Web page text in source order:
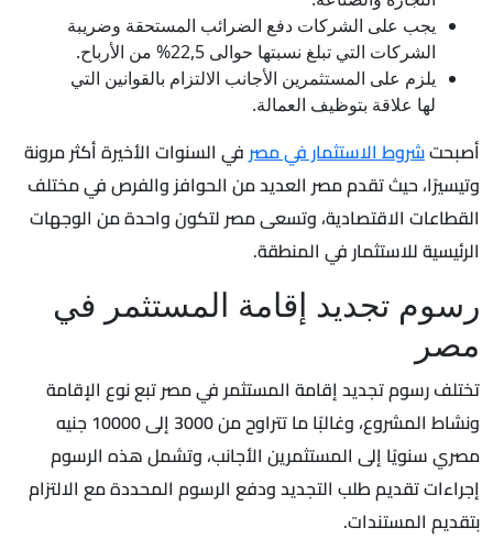
يجب على الشركات دفع الضرائب المستحقة وضريبة
الشركات التي تبلغ نسبتها حوالى 22,5% من الأرباح.
يلزم على المستثمرين الأجانب الالتزام بالقوانين التي
لها علاقة بتوظيف العمالة.
أصبحتشروط الاستثمار في مصر في السنوات الأخيرة أكثر مرونة
وتيسيرًا، حيث تقدم مصر العديد من الحوافز والفرص في مختلف
القطاعات الاقتصادية، وتسعى مصر لتكون واحدة من الوجهات
الرئيسية للاستثمار في المنطقة.
رسوم تجديد إقامة المستثمر في
مصر
تختلف رسوم تجديد إقامة المستثمر في مصر تبع نوع الإقامة
ونشاط المشروع، وغالبًا ما تتراوح من 3000 إلى 10000 جنيه
مصري سنويًا إلى المستثمرين الأجانب، وتشمل هذه الرسوم
إجراءات تقديم طلب التجديد ودفع الرسوم المحددة مع الالتزام
بتقديم المستندات.